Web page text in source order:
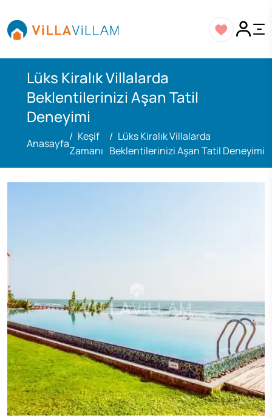
Lüks Kiralık Villalarda
Beklentilerinizi Aşan Tatil
Deneyimi
Anasayfa
Keşif
Zamanı
Lüks Kiralık Villalarda
Beklentilerinizi Aşan Tatil Deneyimi